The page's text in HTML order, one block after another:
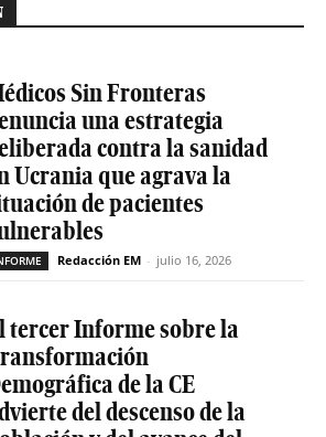
Sin Fronteras
una estrategia
contra la sanidad
Ucrania que agrava la
de pacientes
Redacción EM - julio 16, 2026
tercer Informe sobre la
de la CE
del descenso de la